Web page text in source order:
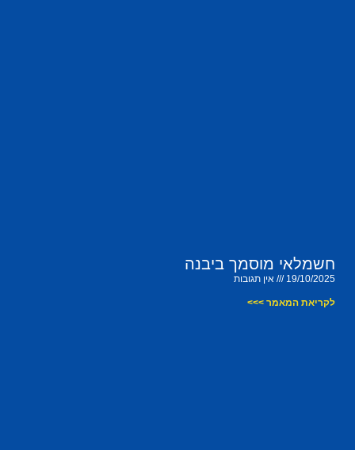
חשמלאי מוסמך ביבנה
19/10/2025 אין תגובות
לקריאת המאמר >>>